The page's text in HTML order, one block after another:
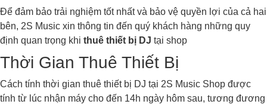
Để đảm bảo trải nghiệm tốt nhất và bảo vệ quyền lợi của cả hai
bên, 2S Music xin thông tin đến quý khách hàng những quy
định quan trọng khi thuê thiết bị DJ tại shop
Thời Gian Thuê Thiết Bị
Cách tính thời gian thuê thiết bị DJ tại 2S Music Shop được
tính từ lúc nhận máy cho đến 14h ngày hôm sau, tương đương